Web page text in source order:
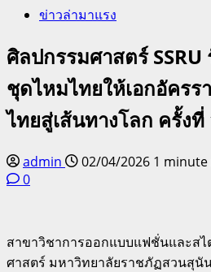
ข่าวล่ามาแรง
ศิลปกรรมศาสตร์
ชุดไหมไทยให้เอกอัครร
ไทยสู่เส้นทางโลก ครั้งที่
admin 02/04/2026 1 minute
0
สาขาวิชาการออกแบบแฟชั่นและส
ศาสตร์ มหาวิทยาลัยราชภัฏสวนสุนั